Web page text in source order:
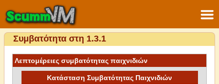
Συμβατότητα στη 1.3.1
Λεπτομέρειες συμβατότητας παιχνιδιών
Κατάσταση Συμβατότητας Παιχνιδιών